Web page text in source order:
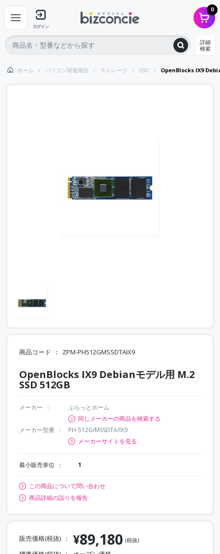
ログイン
0
詳細
検索
ホーム パソコン関連用品 ストレージ SSD OpenBlocks IX9
商品コード ZPM-PH512GMSSDTAIX9
OpenBlocks IX9 Debianモデル用 M.2
SSD 512GB
メーカー
ぷらっとホーム
同じメーカーの商品を検索する
メーカー型番
PH-512G/MSSDTA/IX9
メーカーサイトを見る
最小販売単位 1
この商品について問い合わせ
商品詳細の誤りを報告
販売価格(税抜) ¥89,180 (税抜)